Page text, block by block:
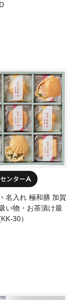
名入れ 極和膳 加賀
い物・お茶漬け最
30）